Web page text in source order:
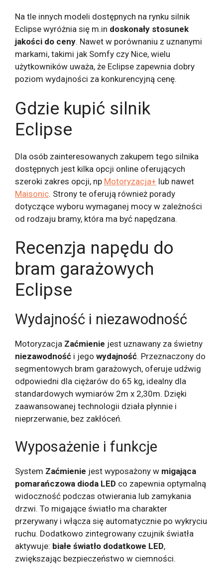
Na tle innych modeli dostępnych na rynku silnik
Eclipse wyróżnia się m.in doskonały stosunek
jakości do ceny. Nawet w porównaniu z uznanymi
markami, takimi jak Somfy czy Nice, wielu
użytkowników uważa, że ​​Eclipse zapewnia dobry
poziom wydajności za konkurencyjną cenę.
Gdzie kupić silnik
Eclipse
Dla osób zainteresowanych zakupem tego silnika
dostępnych jest kilka opcji online oferujących
szeroki zakres opcji, np Motoryzacja+ lub nawet
Maisonic. Strony te oferują również porady
dotyczące wyboru wymaganej mocy w zależności
od rodzaju bramy, która ma być napędzana.
Recenzja napędu do
bram garażowych
Eclipse
Wydajność i niezawodność
Motoryzacja Zaćmienie jest uznawany za świetny
niezawodność i jego wydajność. Przeznaczony do
segmentowych bram garażowych, oferuje udźwig
odpowiedni dla ciężarów do 65 kg, idealny dla
standardowych wymiarów 2m x 2,30m. Dzięki
zaawansowanej technologii działa płynnie i
nieprzerwanie, bez zakłóceń.
Wyposażenie i funkcje
System Zaćmienie jest wyposażony w migająca
pomarańczowa dioda LED co zapewnia optymalną
widoczność podczas otwierania lub zamykania
drzwi. To migające światło ma charakter
przerywany i włącza się automatycznie po wykryciu
ruchu. Dodatkowo zintegrowany czujnik światła
aktywuje: białe światło dodatkowe LED,
zwiększając bezpieczeństwo w ciemności.